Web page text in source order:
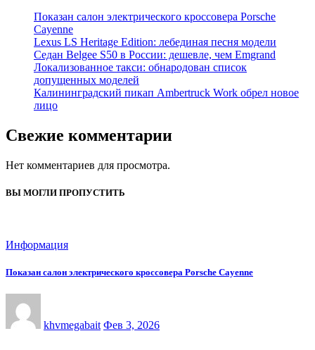
Показан салон электрического кроссовера Porsche
Cayenne
Lexus LS Heritage Edition: лебединая песня модели
Седан Belgee S50 в России: дешевле, чем Emgrand
Локализованное такси: обнародован список
допущенных моделей
Калининградский пикап Ambertruck Work обрел новое
лицо
Свежие комментарии
Нет комментариев для просмотра.
ВЫ МОГЛИ ПРОПУСТИТЬ
Информация
Показан салон электрического кроссовера Porsche Cayenne
khvmegabait Фев 3, 2026